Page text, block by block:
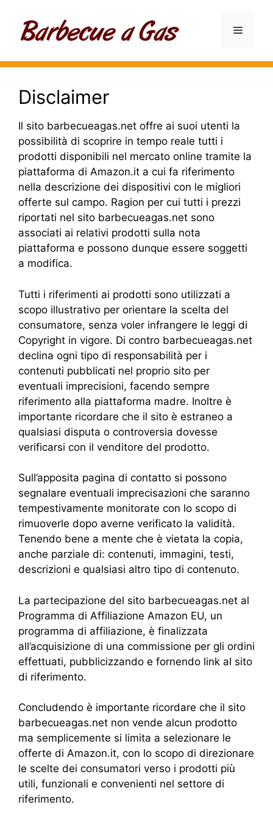
contenuto
Menu
Disclaimer
Il sito barbecueagas.net offre ai suoi utenti la
possibilità di scoprire in tempo reale tutti i
prodotti disponibili nel mercato online tramite la
piattaforma di Amazon.it a cui fa riferimento
nella descrizione dei dispositivi con le migliori
offerte sul campo. Ragion per cui tutti i prezzi
riportati nel sito barbecueagas.net sono
associati ai relativi prodotti sulla nota
piattaforma e possono dunque essere soggetti
a modifica.
Tutti i riferimenti ai prodotti sono utilizzati a
scopo illustrativo per orientare la scelta del
consumatore, senza voler infrangere le leggi di
Copyright in vigore. Di contro barbecueagas.net
declina ogni tipo di responsabilità per i
contenuti pubblicati nel proprio sito per
eventuali imprecisioni, facendo sempre
riferimento alla piattaforma madre. Inoltre è
importante ricordare che il sito è estraneo a
qualsiasi disputa o controversia dovesse
verificarsi con il venditore del prodotto.
Sull’apposita pagina di contatto si possono
segnalare eventuali imprecisazioni che saranno
tempestivamente monitorate con lo scopo di
rimuoverle dopo averne verificato la validità.
Tenendo bene a mente che è vietata la copia,
anche parziale di: contenuti, immagini, testi,
descrizioni e qualsiasi altro tipo di contenuto.
La partecipazione del sito barbecueagas.net al
Programma di Affiliazione Amazon EU, un
programma di affiliazione, è finalizzata
all’acquisizione di una commissione per gli ordini
effettuati, pubblicizzando e fornendo link al sito
di riferimento.
Concludendo è importante ricordare che il sito
barbecueagas.net non vende alcun prodotto
ma semplicemente si limita a selezionare le
offerte di Amazon.it, con lo scopo di direzionare
le scelte dei consumatori verso i prodotti più
utili, funzionali e convenienti nel settore di
riferimento.